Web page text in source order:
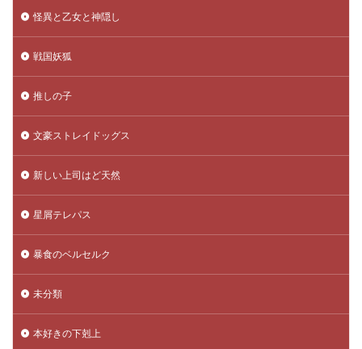
怪異と乙女と神隠し
戦国妖狐
推しの子
文豪ストレイドッグス
新しい上司はど天然
星屑テレパス
暴食のベルセルク
未分類
本好きの下剋上